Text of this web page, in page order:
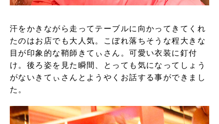
汗をかきながら走ってテーブルに向かってきてくれ
たのはお店でも大人気。こぼれ落ちそうな程大きな
目が印象的な鞘師きてぃさん。可愛い衣装に釘付
け。後ろ姿を見た瞬間、とっても気になってしょう
がないきてぃさんとようやくお話する事ができまし
た。